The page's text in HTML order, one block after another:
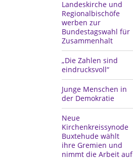
Landeskirche und
Regionalbischöfe
werben zur
Bundestagswahl für
Zusammenhalt
„Die Zahlen sind
eindrucksvoll“
Junge Menschen in
der Demokratie
Neue
Kirchenkreissynode
Buxtehude wählt
ihre Gremien und
nimmt die Arbeit auf